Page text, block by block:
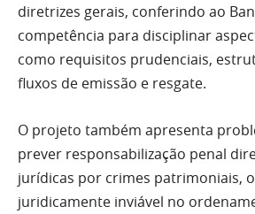
diretrizes gerais, conferindo ao
competência para disciplinar
como requisitos prudenciais,
fluxos de emissão e resgate.
O projeto também apresenta
prever responsabilização penal
jurídicas por crimes patrimoniais,
juridicamente inviável no